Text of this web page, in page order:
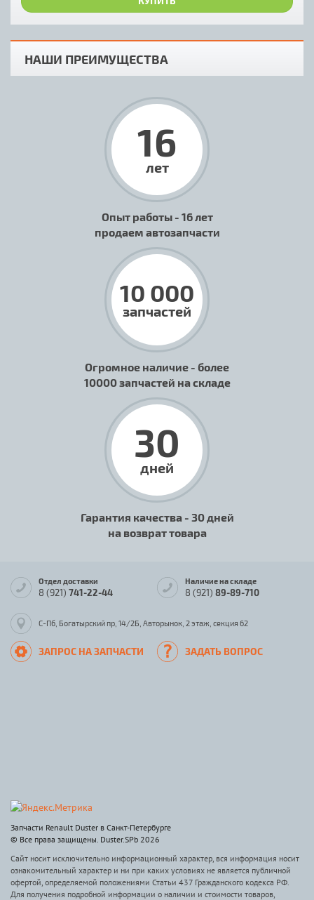
НАШИ ПРЕИМУЩЕСТВА
16
лет
Опыт работы - 16 лет
продаем автозапчасти
10 000
запчастей
Огромное наличие - более
10000 запчастей на складе
30
дней
Гарантия качества - 30 дней
на возврат товара
Отдел доставки
8 (921) 741-22-44
Наличие на складе
8 (921) 89-89-710
С-Пб, Богатырский пр, 14/2Б, Авторынок, 2 этаж, секция 62
ЗАПРОС НА ЗАПЧАСТИ ЗАДАТЬ ВОПРОС
Запчасти Renault Duster в Санкт-Петербурге
© Все права защищены. Duster.SPb 2026
Сайт носит исключительно информационный характер, вся информация носит
ознакомительный характер и ни при каких условиях не является публичной
офертой, определяемой положениями Статьи 437 Гражданского кодекса РФ.
Для получения подробной информации о наличии и стоимости товаров,